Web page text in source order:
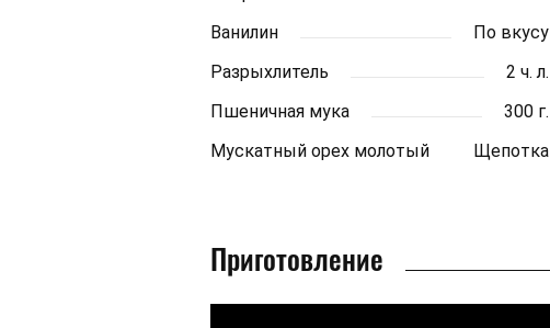
Ванилин
По вкусу
Разрыхлитель
2 ч. л.
Пшеничная мука
300 г.
Мускатный орех молотый
Щепотка
Приготовление